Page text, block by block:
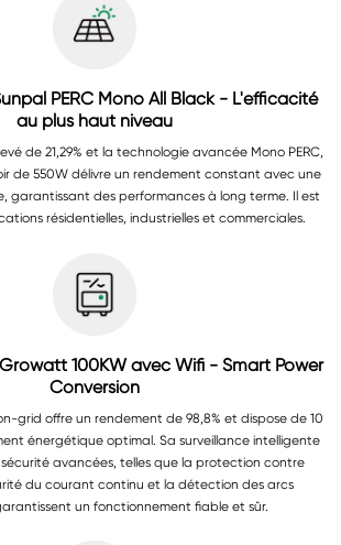
PERC Mono All Black - L'efficacité
au plus haut niveau
de 21,29% et la technologie avancée Mono PERC,
de 550W délivre un rendement constant avec une
garantissant des performances à long terme. Il est
résidentielles, industrielles et commerciales.
100KW avec Wifi - Smart Power
Conversion
grid offre un rendement de 98,8% et dispose de 10
énergétique optimal. Sa surveillance intelligente
avancées, telles que la protection contre
du courant continu et la détection des arcs
un fonctionnement fiable et sûr.